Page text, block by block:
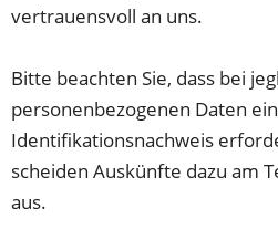
vertrauensvoll an uns.
Bitte beachten Sie, dass bei
personenbezogenen Daten ein
Identifikationsnachweis
scheiden Auskünfte dazu am
aus.